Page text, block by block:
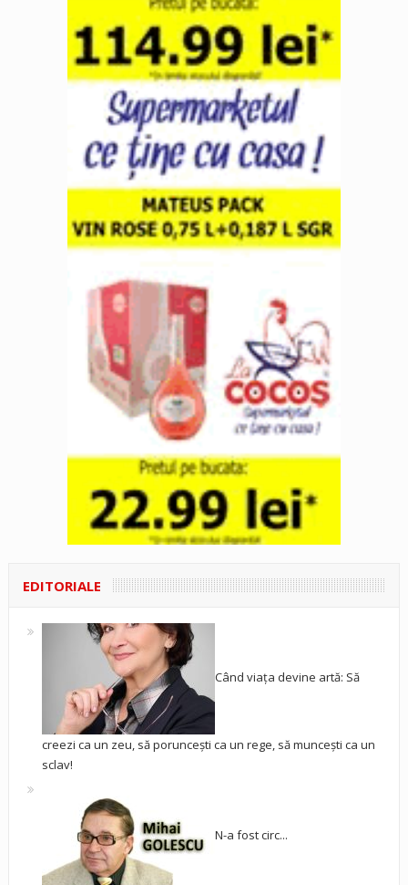
EDITORIALE
Când viața devine artă: Să
creezi ca un zeu, să poruncești ca un rege, să muncești ca un
sclav!
N-a fost circ...